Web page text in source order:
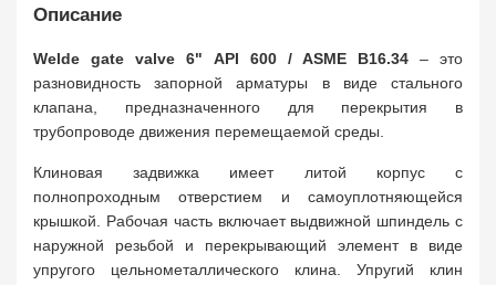
Описание
Welde gate valve 6" API 600 / ASME B16.34 – это
разновидность запорной арматуры в виде стального
клапана, предназначенного для перекрытия в
трубопроводе движения перемещаемой среды.
Клиновая задвижка имеет литой корпус с
полнопроходным отверстием и самоуплотняющейся
крышкой. Рабочая часть включает выдвижной шпиндель с
наружной резьбой и перекрывающий элемент в виде
упругого цельнометаллического клина. Упругий клин